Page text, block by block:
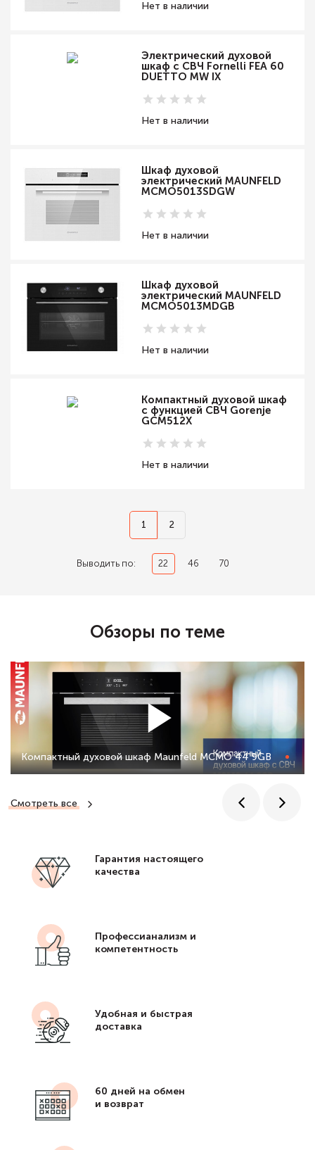
Нет в наличии
Электрический духовой
шкаф с СВЧ Fornelli FEA 60
DUETTO MW IX
Нет в наличии
Шкаф духовой
электрический MAUNFELD
MCMO5013SDGW
Нет в наличии
Шкаф духовой
электрический MAUNFELD
MCMO5013MDGB
Нет в наличии
Компактный духовой шкаф
с функцией СВЧ Gorenje
GCM512X
Нет в наличии
1 2
Выводить по: 22 46 70
Обзоры по теме
Смотреть все
Компактный духовой шкаф Maunfeld MCMO 44 9GB
Гарантия настоящего
качества
Профессианализм и
компетентность
Удобная и быстрая
доставка
60 дней на обмен
и возврат